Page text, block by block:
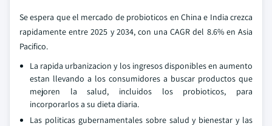
Se espera que el mercado de probioticos en China e India crezca
rapidamente entre 2025 y 2034, con una CAGR del 8.6% en Asia
Pacifico.
La rapida urbanizacion y los ingresos disponibles en aumento
estan llevando a los consumidores a buscar productos que
mejoren la salud, incluidos los probioticos, para
incorporarlos a su dieta diaria.
Las politicas gubernamentales sobre salud y bienestar y las